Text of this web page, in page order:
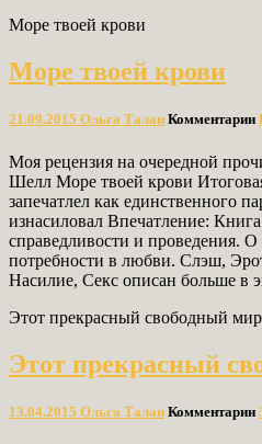
Море твоей крови
Море твоей крови
21.09.2015 Ольга Талан Комментарии
Моя рецензия на очередной
Шелл Море твоей крови
запечатлел как единственного
изнасиловал Впечатление:
справедливости и проведения.
потребности в любви. Слэш,
Насилие, Секс описан больше в
Этот прекрасный свободный мир
Этот прекрасный
13.04.2015 Ольга Талан Комментарии